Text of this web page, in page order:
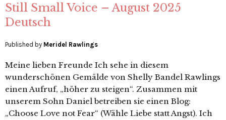
Still Small Voice – August 2025
Deutsch
Published by Meridel Rawlings
Meine lieben Freunde Ich sehe in diesem
wunderschönen Gemälde von Shelly Bandel Rawlings
einen Aufruf, „höher zu steigen“. Zusammen mit
unserem Sohn Daniel betreiben sie einen Blog:
„Choose Love not Fear“ (Wähle Liebe statt Angst). Ich